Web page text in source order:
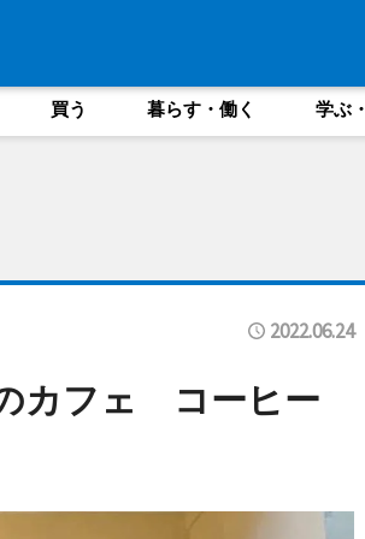
買う 暮らす・働く 学ぶ
2022.06.24
カフェ コーヒー